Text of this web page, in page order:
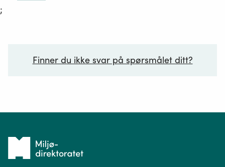
;
Finner du ikke svar på spørsmålet ditt?
Tilbake